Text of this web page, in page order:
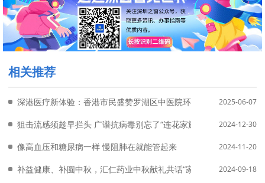
相关推荐
深港医疗新体验：香港市民盛赞罗湖区中医院环境、服务与药膳创新
2025-06-07
狙击流感须趁早拦头 广谱抗病毒别忘了“连花家族” 2024-12-30
​像高血压和糖尿病一样 慢阻肺在就能管起来 2024-11-20
补益健康、补圆中秋，汇仁药业中秋献礼共话“家人好我也好”2024-09-18